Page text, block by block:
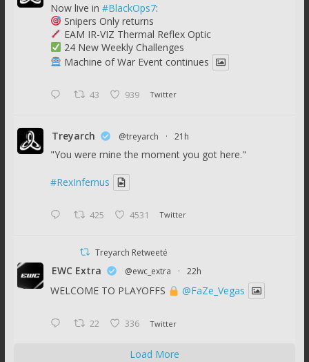
Now live in #BlackOps7:
Snipers Only returns
EAM IR-VIZ Thermal Reflex Optic
24 New Weekly Challenges
Machine of War Event continues
43 939 Twitter
Treyarch @treyarch · 21h
"You were mine the moment you got here."
#RexInfernus
425 4531 Twitter
Treyarch Retweeté
EWC Extra @ewc_extra · 22h
WELCOME TO PLAYOFFS @FaZe_Vegas
22 336 Twitter
Load More